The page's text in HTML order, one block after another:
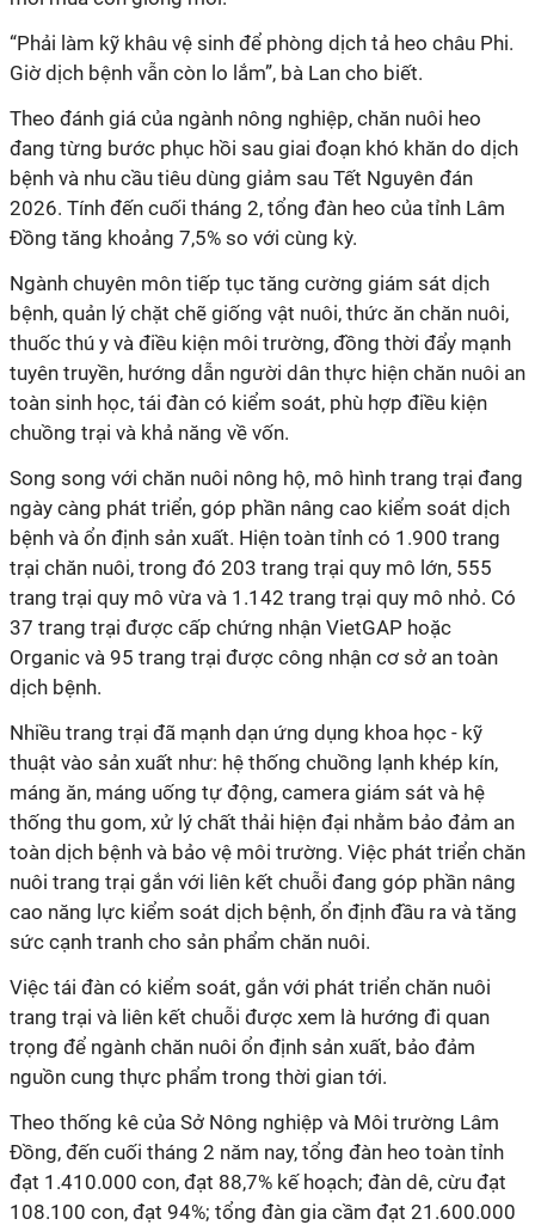
“Phải làm kỹ khâu vệ sinh để phòng dịch tả heo châu Phi.
Giờ dịch bệnh vẫn còn lo lắm”, bà Lan cho biết.
Theo đánh giá của ngành nông nghiệp, chăn nuôi heo
đang từng bước phục hồi sau giai đoạn khó khăn do dịch
bệnh và nhu cầu tiêu dùng giảm sau Tết Nguyên đán
2026. Tính đến cuối tháng 2, tổng đàn heo của tỉnh Lâm
Đồng tăng khoảng 7,5% so với cùng kỳ.
Ngành chuyên môn tiếp tục tăng cường giám sát dịch
bệnh, quản lý chặt chẽ giống vật nuôi, thức ăn chăn nuôi,
thuốc thú y và điều kiện môi trường, đồng thời đẩy mạnh
tuyên truyền, hướng dẫn người dân thực hiện chăn nuôi an
toàn sinh học, tái đàn có kiểm soát, phù hợp điều kiện
chuồng trại và khả năng về vốn.
Song song với chăn nuôi nông hộ, mô hình trang trại đang
ngày càng phát triển, góp phần nâng cao kiểm soát dịch
bệnh và ổn định sản xuất. Hiện toàn tỉnh có 1.900 trang
trại chăn nuôi, trong đó 203 trang trại quy mô lớn, 555
trang trại quy mô vừa và 1.142 trang trại quy mô nhỏ. Có
37 trang trại được cấp chứng nhận VietGAP hoặc
Organic và 95 trang trại được công nhận cơ sở an toàn
dịch bệnh.
Nhiều trang trại đã mạnh dạn ứng dụng khoa học - kỹ
thuật vào sản xuất như: hệ thống chuồng lạnh khép kín,
máng ăn, máng uống tự động, camera giám sát và hệ
thống thu gom, xử lý chất thải hiện đại nhằm bảo đảm an
toàn dịch bệnh và bảo vệ môi trường. Việc phát triển chăn
nuôi trang trại gắn với liên kết chuỗi đang góp phần nâng
cao năng lực kiểm soát dịch bệnh, ổn định đầu ra và tăng
sức cạnh tranh cho sản phẩm chăn nuôi.
Việc tái đàn có kiểm soát, gắn với phát triển chăn nuôi
trang trại và liên kết chuỗi được xem là hướng đi quan
trọng để ngành chăn nuôi ổn định sản xuất, bảo đảm
nguồn cung thực phẩm trong thời gian tới.
Theo thống kê của Sở Nông nghiệp và Môi trường Lâm
Đồng, đến cuối tháng 2 năm nay, tổng đàn heo toàn tỉnh
đạt 1.410.000 con, đạt 88,7% kế hoạch; đàn dê, cừu đạt
108.100 con, đạt 94%; tổng đàn gia cầm đạt 21.600.000